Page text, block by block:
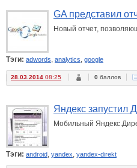
GA представил
Новый отчет,
Тэги: adwords, analytics, google
28.03.2014 08:25 0 баллов
Яндекс запустил
Мобильный
Тэги: android, yandex, yandex-direkt